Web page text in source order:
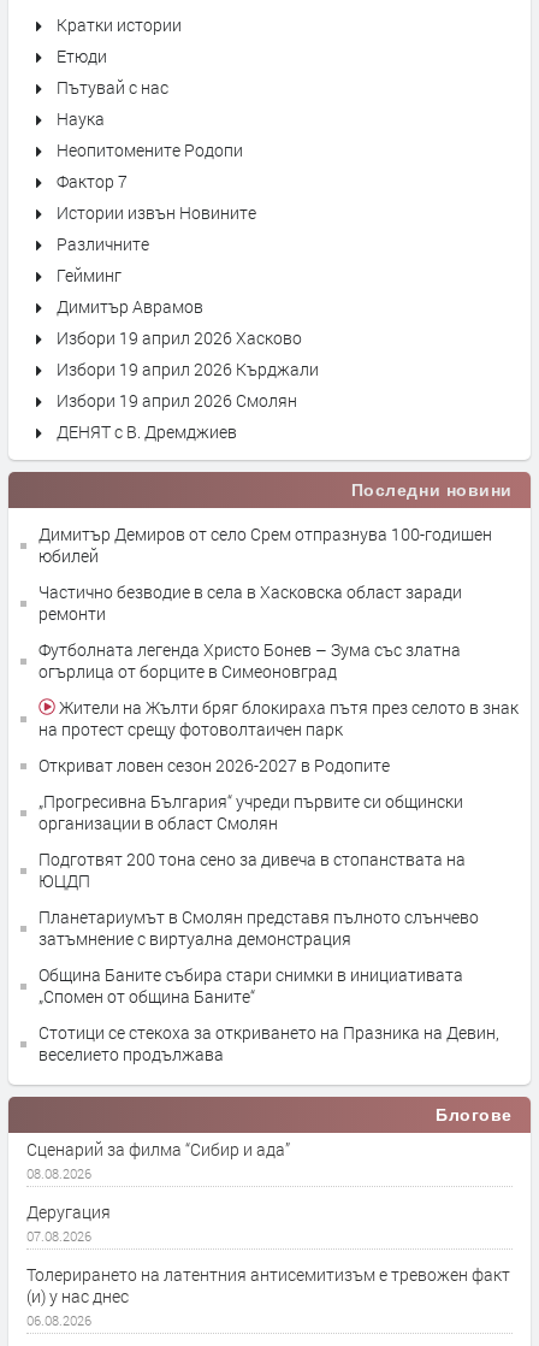
Кратки истории
Етюди
Пътувай с нас
Наука
Неопитомените Родопи
Фактор 7
Истории извън Новините
Различните
Гейминг
Димитър Аврамов
Избори 19 април 2026 Хасково
Избори 19 април 2026 Кърджали
Избори 19 април 2026 Смолян
ДЕНЯТ с В. Дремджиев
Последни новини
Димитър Демиров от село Срем отпразнува 100-годишен
юбилей
Частично безводие в села в Хасковска област заради
ремонти
Футболната легенда Христо Бонев – Зума със златна
огърлица от борците в Симеоновград
на протест срещу фотоволтаичен парк
Откриват ловен сезон 2026-2027 в Родопите
„Прогресивна България“ учреди първите си общински
организации в област Смолян
Подготвят 200 тона сено за дивеча в стопанствата на
ЮЦДП
Планетариумът в Смолян представя пълното слънчево
затъмнение с виртуална демонстрация
Община Баните събира стари снимки в инициативата
„Спомен от община Баните“
Стотици се стекоха за откриването на Празника на Девин,
веселието продължава
Блогове
Сценарий за филма “Сибир и ада”
08.08.2026
Деругация
07.08.2026
Толерирането на латентния антисемитизъм е тревожен факт
(и) у нас днес
06.08.2026